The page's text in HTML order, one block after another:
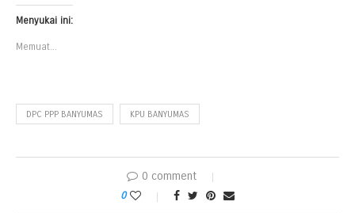
Menyukai ini:
Memuat...
DPC PPP BANYUMAS KPU BANYUMAS
0 comment
0